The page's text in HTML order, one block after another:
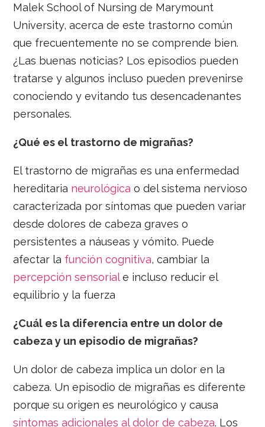
Malek School of Nursing de Marymount
University, acerca de este trastorno común
que frecuentemente no se comprende bien.
¿Las buenas noticias? Los episodios pueden
tratarse y algunos incluso pueden prevenirse
conociendo y evitando tus desencadenantes
personales.
¿Qué es el trastorno de migrañas?
El trastorno de migrañas es una enfermedad
hereditaria neurológica o del sistema nervioso
caracterizada por síntomas que pueden variar
desde dolores de cabeza graves o
persistentes a náuseas y vómito. Puede
afectar la función cognitiva, cambiar la
percepción sensoriale incluso reducir el
equilibrio y la fuerza
¿Cuál es la diferencia entre un dolor de
cabeza y un episodio de migrañas?
Un dolor de cabeza implica un dolor en la
cabeza. Un episodio de migrañas es diferente
porque su origen es neurológico y causa
síntomas adicionales al dolor de cabeza. Los